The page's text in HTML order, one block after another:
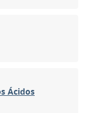
Ácidos